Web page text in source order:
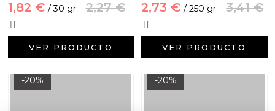
1,82 € / 30 gr 2,27 €
VER PRODUCTO
2,73 € / 250 gr 3,41 €
VER PRODUCTO
-20% -20%